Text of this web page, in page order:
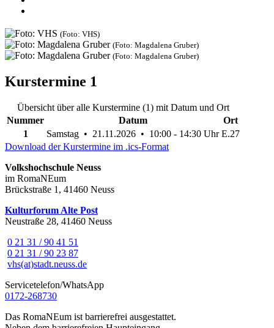
(Foto: VHS)
(Foto: Magdalena Gruber)
(Foto: Magdalena Gruber)
Kurstermine 1
Übersicht über alle Kurstermine (1) mit Datum und Ort
Nummer
Datum
Ort
1
Samstag • 21.11.2026 • 10:00 - 14:30 Uhr E.27
Download der Kurstermine im .ics-Format
Volkshochschule Neuss
im RomaNEum
Brückstraße 1, 41460 Neuss
Kulturforum Alte Post
Neustraße 28, 41460 Neuss
0 21 31 / 90 41 51
0 21 31 / 90 23 87
vhs(at)stadt.neuss.de
Servicetelefon/WhatsApp
0172-268730
Das RomaNEum ist barrierefrei ausgestattet.